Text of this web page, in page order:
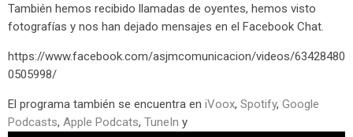
También hemos recibido llamadas de oyentes, hemos visto
fotografías y nos han dejado mensajes en el Facebook Chat.
https://www.facebook.com/asjmcomunicacion/videos/63428480
0505998/
El programa también se encuentra en iVoox, Spotify, Google
Podcasts, Apple Podcats, TuneIn y